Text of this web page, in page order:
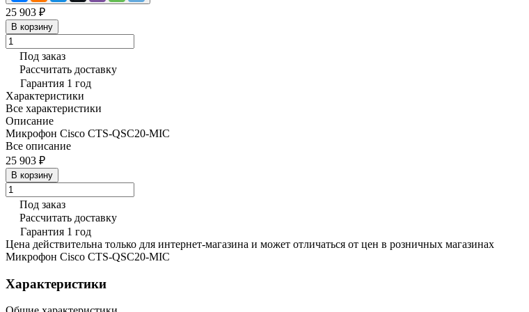
25 903 ₽
В корзину
Под заказ
Рассчитать доставку
Гарантия 1 год
Характеристики
Все характеристики
Описание
Микрофон Cisco CTS-QSC20-MIC
Все описание
25 903 ₽
В корзину
Под заказ
Рассчитать доставку
Гарантия 1 год
Цена действительна только для интернет-магазина и может отличаться от цен в розничных магазинах
Микрофон Cisco CTS-QSC20-MIC
Характеристики